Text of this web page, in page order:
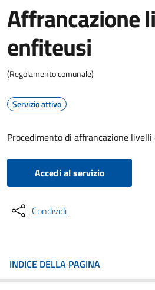
Affrancazione
enfiteusi
(Regolamento comunale)
Servizio attivo
Procedimento di affrancazione
Accedi al servizio
Condividi
INDICE DELLA PAGINA